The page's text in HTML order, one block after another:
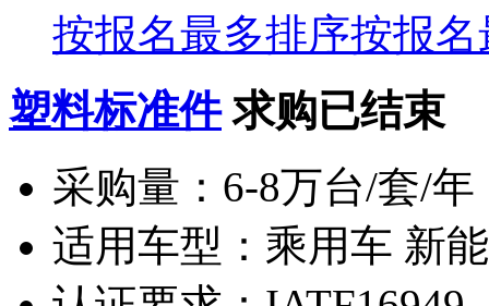
按报名最多排序按报
塑料标准件 求购已结束
采购量： 6-8万台/套/年
适用车型： 乘用车 新